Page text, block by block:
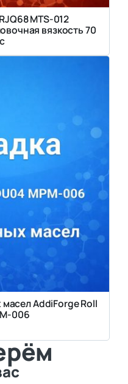
MTS-012
вязкость 70
AddiForge Roll
006